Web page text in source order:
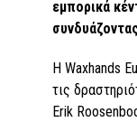
εμπορικά
Η Waxhands
τις
Erik